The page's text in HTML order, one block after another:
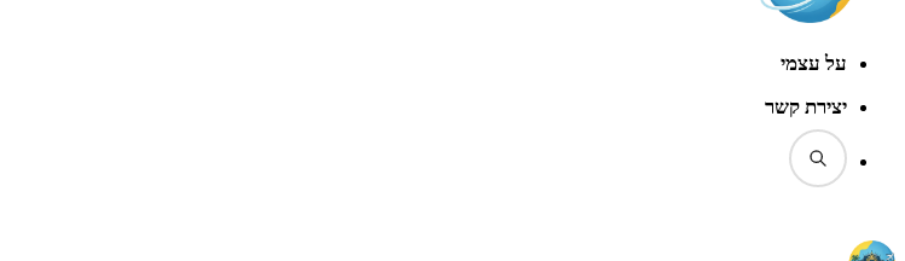
על עצמי
יצירת קשר